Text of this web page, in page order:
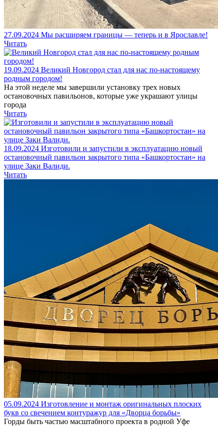
27.09.2024 Мы расширяем границы — теперь и в Ярославле!
Читать
19.09.2024 Великий Новгород стал для нас по-настоящему
родным городом!
На этой неделе мы завершили установку трех новых
остановочных павильонов, которые уже украшают улицы
города
Читать
18.09.2024 Изготовили и запустили в эксплуатацию новый
остановочный павильон закрытого типа «Башкортостан» на
улице Заки Валиди.
Читать
05.09.2024 Изготовление и монтаж оригинальных плоских
букв со свечением контуражур для «Дворца борьбы»
Горды быть частью масштабного проекта в родной Уфе